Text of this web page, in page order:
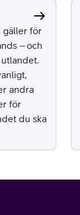
gäller för
– och
andra
för
du ska